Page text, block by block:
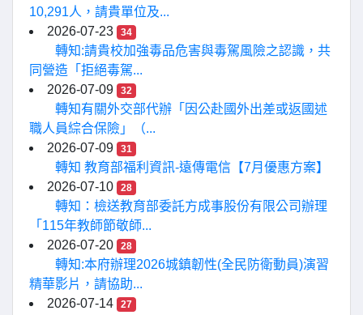
10,291人，請貴單位及...
2026-07-23
34
轉知:請貴校加強毒品危害與毒駕風險之認識，共
同營造「拒絕毒駕...
2026-07-09
32
轉知有關外交部代辦「因公赴國外出差或返國述
職人員綜合保險」（...
2026-07-09
31
轉知 教育部福利資訊-遠傳電信【7月優惠方案】
2026-07-10
28
轉知：檢送教育部委託方成事股份有限公司辦理
「115年教師節敬師...
2026-07-20
28
轉知:本府辦理2026城鎮韌性(全民防衛動員)演習
精華影片，請協助...
2026-07-14
27